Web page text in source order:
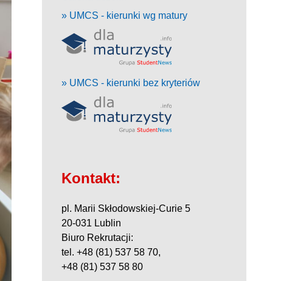
» UMCS - kierunki wg matury
» UMCS - kierunki bez kryteriów
Kontakt:
pl. Marii Skłodowskiej-Curie 5
20-031 Lublin
Biuro Rekrutacji:
tel. +48 (81) 537 58 70,
+48 (81) 537 58 80